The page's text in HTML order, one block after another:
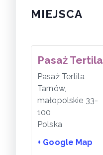
MIEJSCA
Pasaż Tertila
Pasaż Tertila
Tarnów,
małopolskie 33-
100
Polska
+ Google Map